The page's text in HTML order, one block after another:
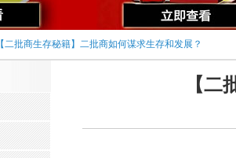
【二批商生存秘籍】二批商如何谋求生存和发展？
【